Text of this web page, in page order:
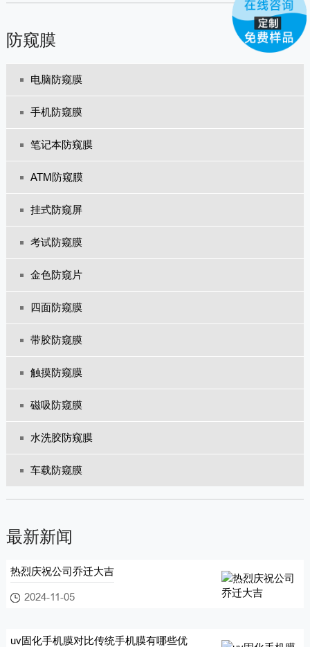
防窥膜
电脑防窥膜
手机防窥膜
笔记本防窥膜
ATM防窥膜
挂式防窥屏
考试防窥膜
金色防窥片
四面防窥膜
带胶防窥膜
触摸防窥膜
磁吸防窥膜
水洗胶防窥膜
车载防窥膜
最新新闻
热烈庆祝公司乔迁大吉
2024-11-05
uv固化手机膜对比传统手机膜有哪些优